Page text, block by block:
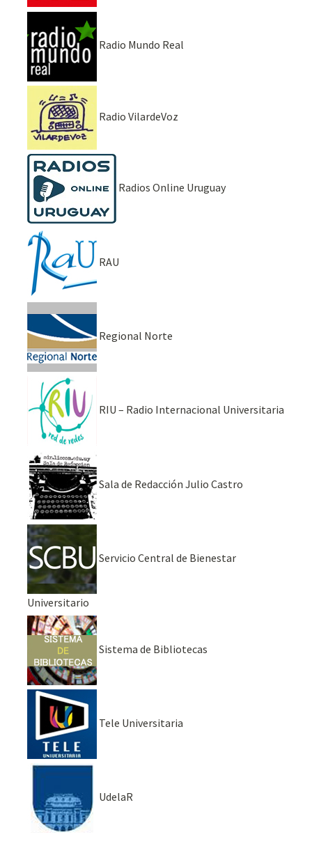
Radio Mundo Real
Radio VilardeVoz
Radios Online Uruguay
RAU
Regional Norte
RIU – Radio Internacional Universitaria
Sala de Redacción Julio Castro
Servicio Central de Bienestar
Universitario
Sistema de Bibliotecas
Tele Universitaria
UdelaR